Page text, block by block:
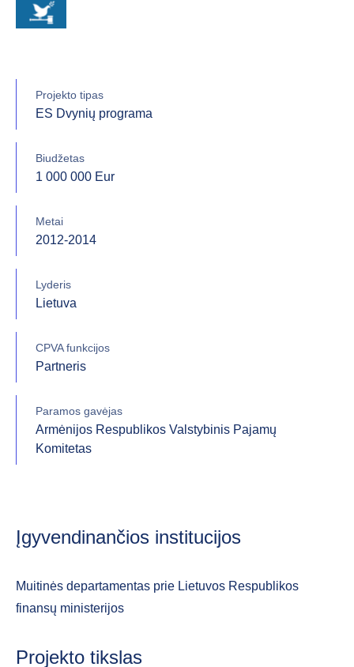
Projekto tipas
ES Dvynių programa
Biudžetas
1 000 000 Eur
Metai
2012-2014
Lyderis
Lietuva
CPVA funkcijos
Partneris
Paramos gavėjas
Armėnijos Respublikos Valstybinis Pajamų
Komitetas
Įgyvendinančios institucijos
Muitinės departamentas prie Lietuvos Respublikos
finansų ministerijos
Projekto tikslas